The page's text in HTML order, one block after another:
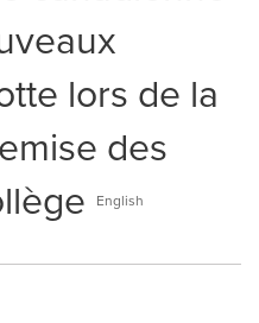
lors de la
des
English